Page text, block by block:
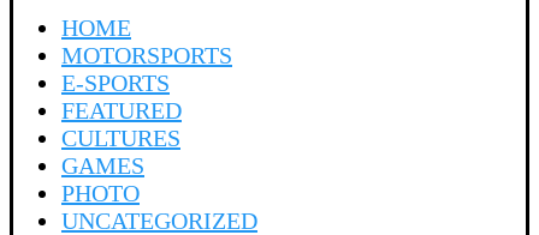
HOME
MOTORSPORTS
E-SPORTS
FEATURED
CULTURES
GAMES
PHOTO
UNCATEGORIZED